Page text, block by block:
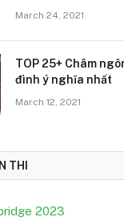
March 24, 2021
TOP 25+ Châm
đình ý nghĩa nhất
March 12, 2021
THI
2023